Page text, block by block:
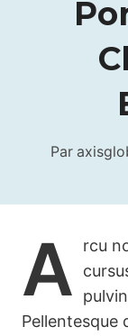
Par
A
rcu
Pellentesque